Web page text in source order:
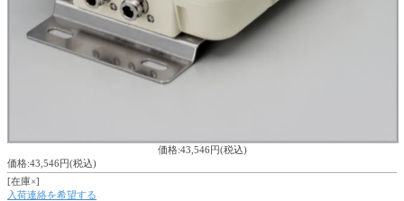
価格:43,546円(税込)
価格:43,546円(税込)
[在庫×]
入荷連絡を希望する